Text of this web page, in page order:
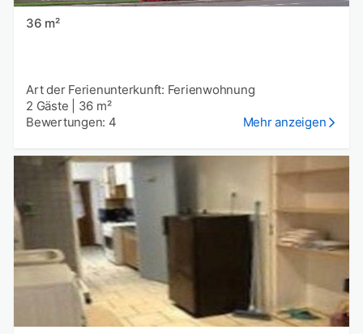
36 m²
Art der Ferienunterkunft: Ferienwohnung
2 Gäste
36 m²
Bewertungen: 4
Mehr anzeigen